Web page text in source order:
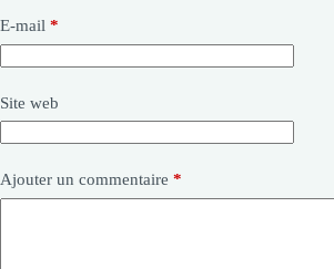
E-mail *
Site web
Ajouter un commentaire *